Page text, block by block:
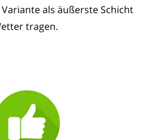
als äußerste Schicht
tragen.